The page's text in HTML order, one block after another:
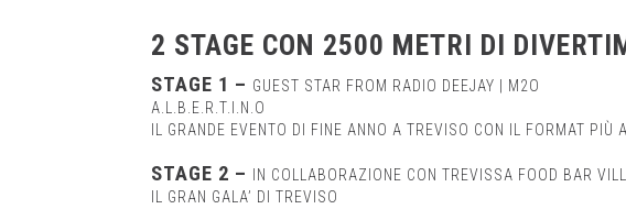
2 STAGE CON 2500 METRI DI
STAGE 1 – GUEST STAR FROM RADIO DEEJAY | M2O
A.L.B.E.R.T.I.N.O
IL GRANDE EVENTO DI FINE ANNO A TREVISO CON IL FORMAT PIÙ
STAGE 2 –
IN COLLABORAZIONE CON TREVISSA FOOD BAR
IL GRAN GALA’ DI TREVISO